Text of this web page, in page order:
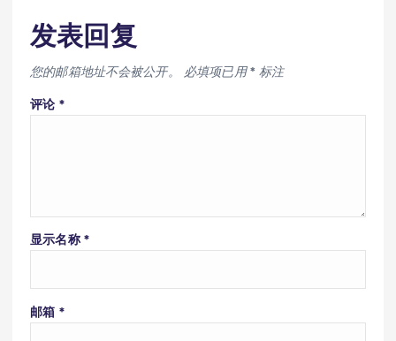
发表回复
您的邮箱地址不会被公开。 必填项已用* 标注
评论 *
显示名称 *
邮箱 *